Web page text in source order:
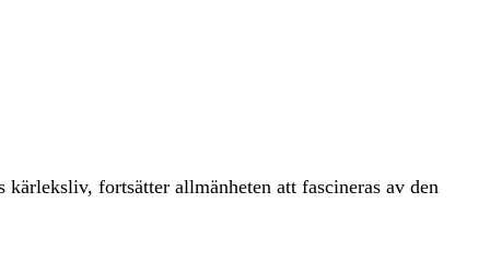
fortsätter allmänheten att fascineras av den